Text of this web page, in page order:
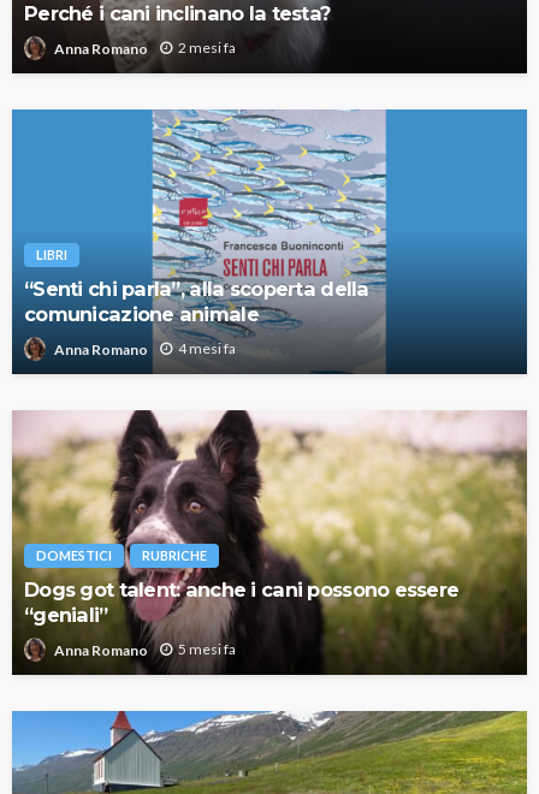
Perché i cani inclinano la testa?
Anna Romano 2 mesi fa
LIBRI
“Senti chi parla”, alla scoperta della
comunicazione animale
Anna Romano 4 mesi fa
DOMESTICI RUBRICHE
Dogs got talent: anche i cani possono essere
“geniali”
Anna Romano 5 mesi fa